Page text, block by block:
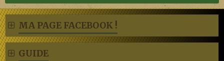
MA PAGE FACEBOOK !
GUIDE